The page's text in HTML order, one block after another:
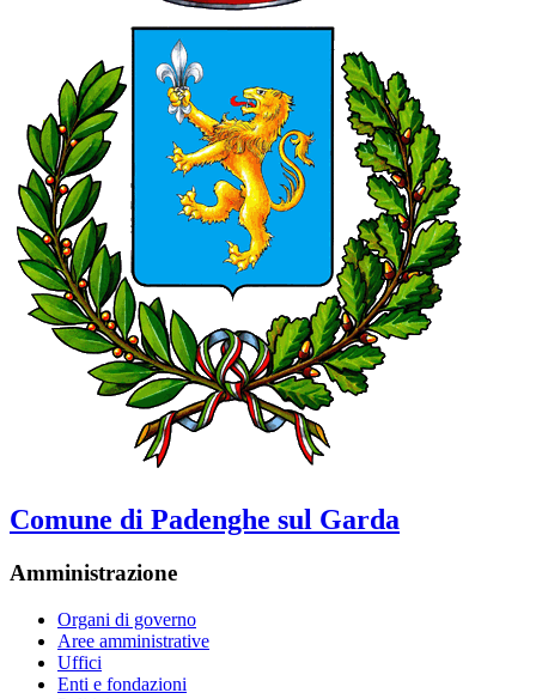
Comune di Padenghe sul Garda
Amministrazione
Organi di governo
Aree amministrative
Uffici
Enti e fondazioni